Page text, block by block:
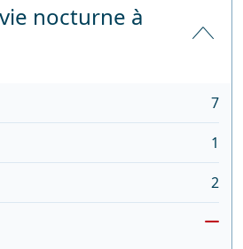
nocturne à
7
1
2